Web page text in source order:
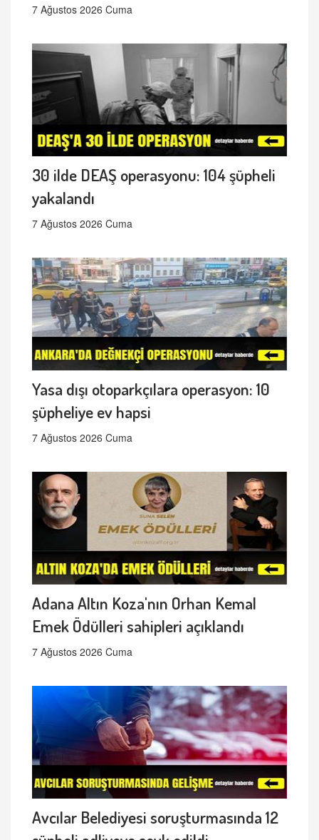
7 Ağustos 2026 Cuma
30 ilde DEAŞ operasyonu: 104 şüpheli
yakalandı
7 Ağustos 2026 Cuma
Yasa dışı otoparkçılara operasyon: 10
şüpheliye ev hapsi
7 Ağustos 2026 Cuma
Adana Altın Koza'nın Orhan Kemal
Emek Ödülleri sahipleri açıklandı
7 Ağustos 2026 Cuma
Avcılar Belediyesi soruşturmasında 12